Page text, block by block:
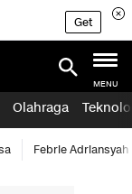
Get
MENU
Olahraga
Febrie Adriansyah